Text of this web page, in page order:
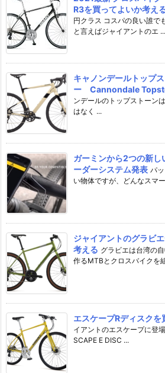
R3を買ってよいか考え
円クラス コスパの良い誰で
と言えばジャイアントのエ ...
キャノンデールトップ
ー Cannondale
ンデールのトップストーン
はなく ...
ガーミンから2つの新
ーダーシステム発表 パ
い物体ですが、どんなスマ
ジャイアントのグラビ
考える グラビエは台湾の
作るMTBとクロスバイクを
エスケープRディスクを
イアントのエスケープに登
SCAPE E DISC ...